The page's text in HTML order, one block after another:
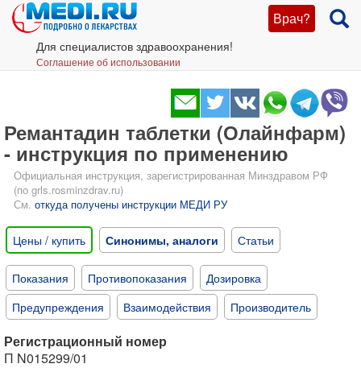
Врач?
Для специалистов здравоохранения!
Соглашение об использовании
Ремантадин таблетки (Олайнфарм)
- инструкция по применению
Официальная инструкция, зарегистрированная Минздравом РФ
(по grls.rosminzdrav.ru)
См. откуда получены инструкции МЕДИ РУ
Цены / купить Синонимы, аналоги Статьи
Показания Противопоказания
Дозировка
Предупреждения
Взаимодействия Производитель
Регистрационный номер
П N015299/01